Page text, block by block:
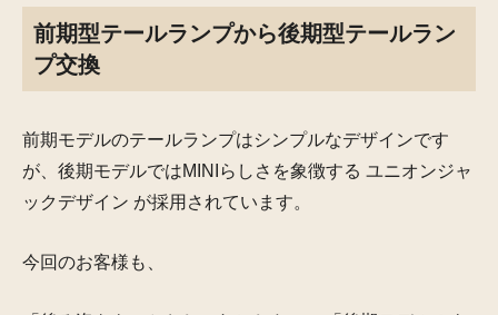
前期型テールランプから後期型テールラン
プ交換
前期モデルのテールランプはシンプルなデザインです
が、後期モデルではMINIらしさを象徴する ユニオンジャ
ックデザイン が採用されています。
今回のお客様も、